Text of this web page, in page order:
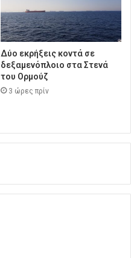
Δύο εκρήξεις κοντά σε
δεξαμενόπλοιο στα Στενά
του Ορμούζ
3 ώρες πρίν